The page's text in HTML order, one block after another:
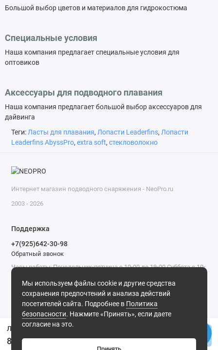
8500₽
Большой выбор цветов и материалов для гидрокостюма
Специальные условия
Наша компания предлагает специальные условия для
оптовиков
Аксессуары для подводного плавания
Наша компания предлагает большой выбор аксессуаров для
дайвинга
Теги:Ласты для плавания, Лопасти Leaderfins, Лопасти
Leaderfins AbyssPro, extra soft, стекловолокно
Мы используем файлы cookie и другие средства
сохранения предпочтений и анализа действий
посетителей сайта. Подробнее в Политика
безопасности. Нажмите «Принять», если даете
согласие на это.
Интернет магазин подводного снаряжения - NeoPro.ru
2003 - 2026
Поддержка
+7(925)642-30-98
Обратный звонок
Часы работы: Понедельник-пятница с 10-00 до 19-00 Суббота с 10-
Мы в сети